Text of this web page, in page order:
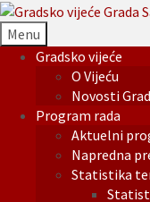
Menu
Gradsko vijeće
O Vijeću
Novosti
Program rada
Aktuelni
Napredna
Statistika